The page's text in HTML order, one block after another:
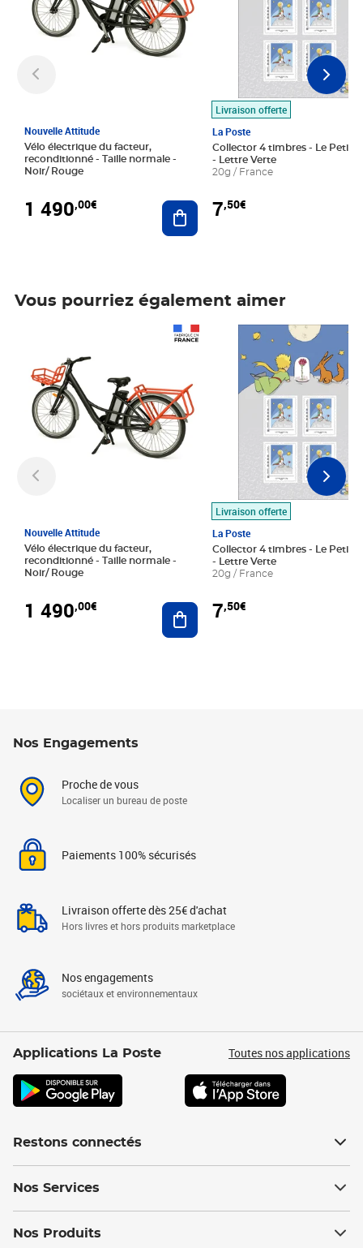
Nouvelle Attitude
Vélo électrique du facteur,
reconditionné - Taille normale -
Noir/ Rouge
1 490,00€ Ajouter au panier
Livraison offerte
La Poste
Collector 4 timbres - Le Petit
- Lettre Verte
20g / France
7,50€
Vous pourriez également aimer
Nouvelle Attitude
Vélo électrique du facteur,
reconditionné - Taille normale -
Noir/ Rouge
1 490,00€ Ajouter au panier
Livraison offerte
La Poste
Collector 4 timbres - Le Petit
- Lettre Verte
20g / France
7,50€
Prix 7,50€
Nos Engagements
Proche de vous
Localiser un bureau de poste
Paiements 100% sécurisés
Livraison offerte dès 25€ d'achat
Hors livres et hors produits marketplace
Nos engagements
sociétaux et environnementaux
Applications La Poste Toutes nos applications
Restons connectés
Nos Services
Nos Produits